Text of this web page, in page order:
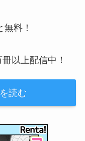
料！
以上配信中！
読む